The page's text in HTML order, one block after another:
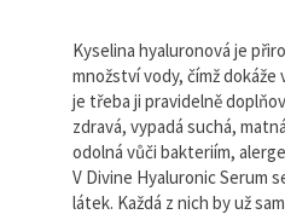
Kyselina hyaluronová je
množství vody, čímž
je třeba ji pravidelně
zdravá, vypadá suchá,
odolná vůči bakteriím,
V Divine Hyaluronic Serum
látek. Každá z nich by už